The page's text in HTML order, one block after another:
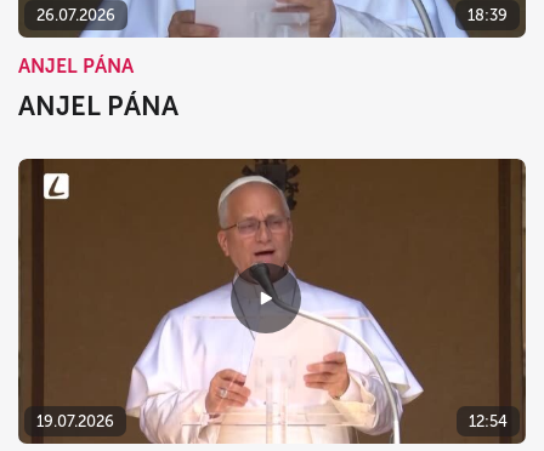
26.07.2026 18:39
ANJEL PÁNA
ANJEL PÁNA
19.07.2026 12:54